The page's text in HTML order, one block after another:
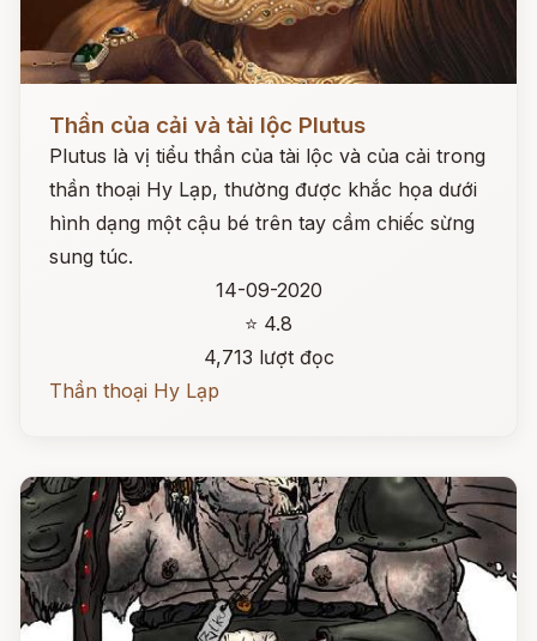
Đọc ngay
Thần của cải và tài lộc Plutus
Plutus là vị tiểu thần của tài lộc và của cải trong
thần thoại Hy Lạp, thường được khắc họa dưới
hình dạng một cậu bé trên tay cầm chiếc sừng
sung túc.
14-09-2020
⭐ 4.8
4,713 lượt đọc
Thần thoại Hy Lạp